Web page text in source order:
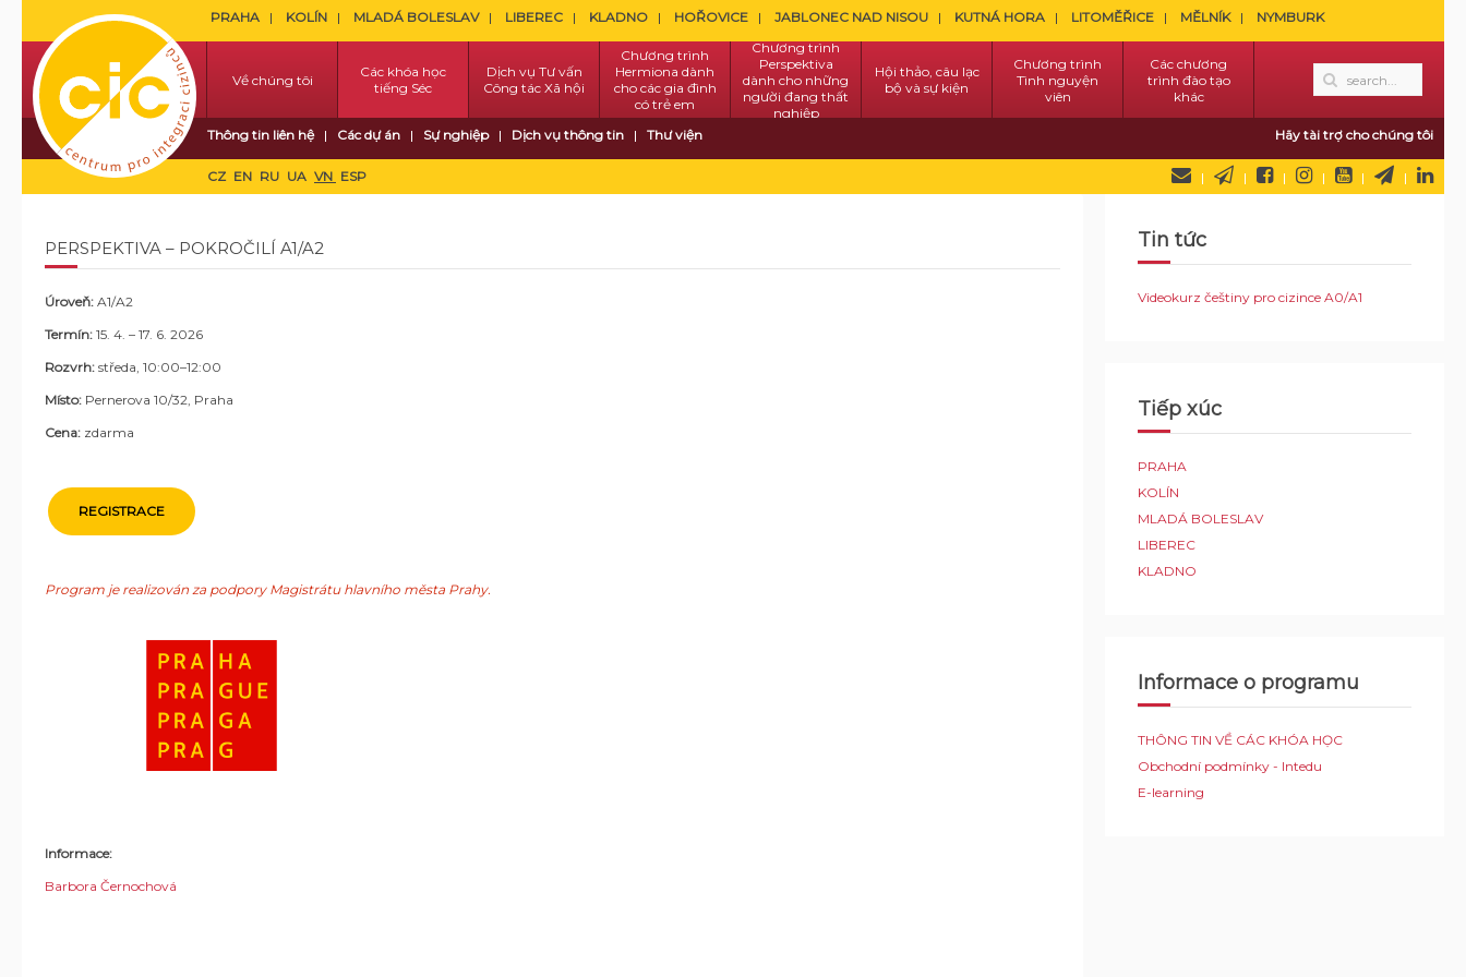
PRAHA KOLÍN MLADÁ BOLESLAV LIBEREC KLADNO HOŘOVICE JABLONEC NAD NISOU KUTNÁ HORA LITOMĚŘICE MĚLNÍK NYMBURK
Về chúng tôi
Các khóa học
tiếng Séc
Dịch vụ Tư vấn
Công tác Xã hội
Chương trình
Hermiona dành
cho các gia đình
có trẻ em
Chương trình
Perspektiva
dành cho những
người đang thất
nghiệp
Hội thảo, câu lạc
bộ và sự kiện
Chương trình
Tình nguyện
viên
Các chương
trình đào tạo
khác
Thông tin liên hệ Các dự án Sự nghiệp Dịch vụ thông tin Thư viện Hãy tài trợ cho chúng tôi
CZ EN RU UA VN ESP
PERSPEKTIVA – POKROČILÍ A1/A2
Úroveň: A1/A2
Termín: 15. 4. – 17. 6. 2026
Rozvrh: středa, 10:00–12:00
Místo: Pernerova 10/32, Praha
Cena: zdarma
REGISTRACE
Program je realizován za podpory Magistrátu hlavního města Prahy.
Informace:
Barbora Černochová
Tin tức
Videokurz češtiny pro cizince A0/A1
Tiếp xúc
PRAHA
KOLÍN
MLADÁ BOLESLAV
LIBEREC
KLADNO
Informace o programu
THÔNG TIN VỀ CÁC KHÓA HỌC
Obchodní podmínky - Intedu
E-learning